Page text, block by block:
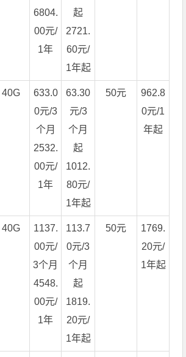
6804.
00元/
1年
起
2721.
60元/
1年起
40G
633.0
0元/3
个月
2532.
00元/
1年
63.30
元/3
个月
起
1012.
80元/
1年起
50元
962.8
0元/1
年起
40G
1137.
00元/
3个月
4548.
00元/
1年
113.7
0元/3
个月
起
1819.
20元/
1年起
50元
1769.
20元/
1年起